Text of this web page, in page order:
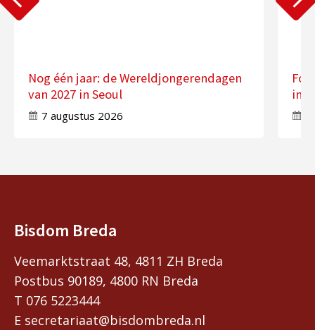
Nog één jaar: de Wereldjongerendagen
van 2027 in Seoul
7 augustus 2026
in
Bisdom Breda
Veemarktstraat 48, 4811 ZH Breda
Postbus 90189, 4800 RN Breda
T 076 5223444
E secretariaat@bisdombreda.nl